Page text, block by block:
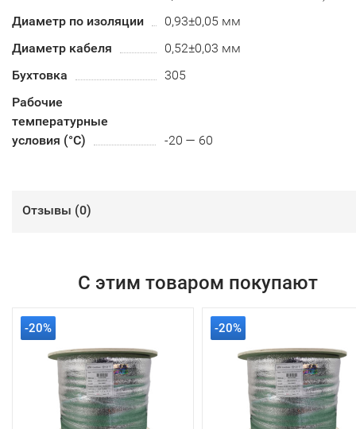
Диаметр по изоляции
0,93±0,05 мм
Диаметр кабеля
0,52±0,03 мм
Бухтовка
305
Рабочие
температурные
условия (°С)
-20 — 60
Отзывы (0)
С этим товаром покупают
-20% -20%